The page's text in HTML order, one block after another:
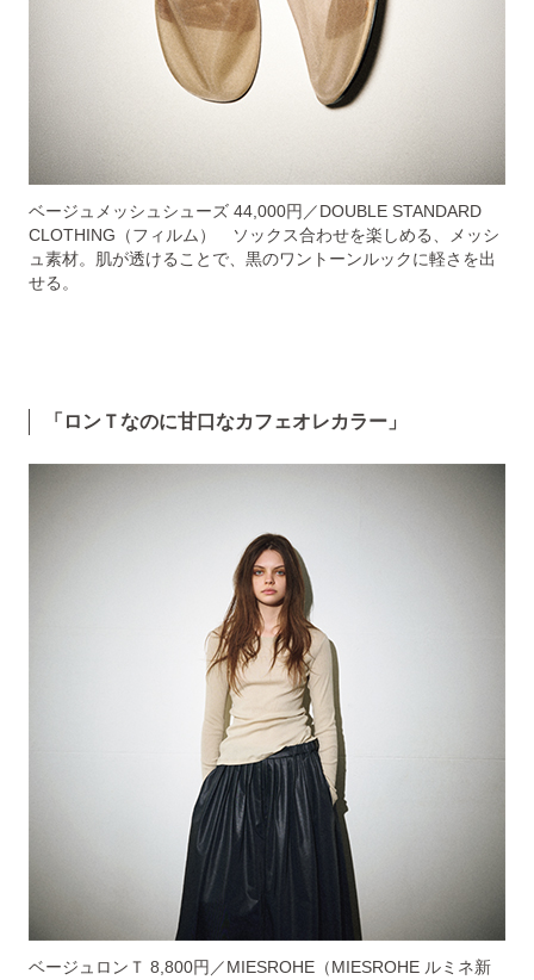
ベージュメッシュシューズ 44,000円／DOUBLE STANDARD
CLOTHING（フィルム） ソックス合わせを楽しめる、メッシ
ュ素材。肌が透けることで、黒のワントーンルックに軽さを出
せる。
「ロンＴなのに甘口なカフェオレカラー」
ベージュロンＴ 8,800円／MIESROHE（MIESROHE ルミネ新